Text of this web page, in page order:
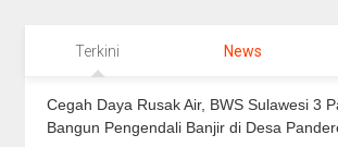
Terkini News
Cegah Daya Rusak Air, BWS Sulawesi 3
Bangun Pengendali Banjir di Desa